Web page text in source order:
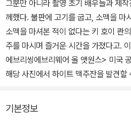
그뿐만 아니라 촬영 초기 배우들과 제
께했다. 불판에 고기를 굽고, 소맥을 마
소맥을 마셔본 적이 없다는 키 호이 콴
주를 마시며 즐거운 시간을 가졌다고.
에브리씽에브리웨어 올 앳원스> 미국
해당 사진에서 하이트 맥주잔을 발견할
기본정보